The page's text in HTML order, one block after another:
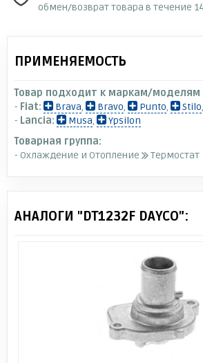
обмен/возврат товара в течение
ПРИМЕНЯЕМОСТЬ
Товар подходит к маркам/моделям
- Fiat: Brava, Bravo, Punto, Stilo,
- Lancia: Musa,
Ypsilon
Товарная группа:
- Охлаждение и Отопление
Термостат
АНАЛОГИ "DT1232F DAYCO":